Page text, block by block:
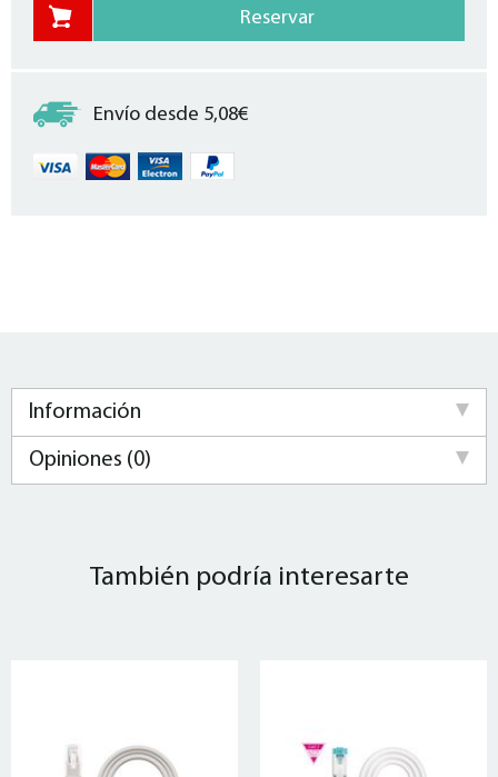
Envío desde 5,08€
Información
Opiniones (0)
También podría interesarte